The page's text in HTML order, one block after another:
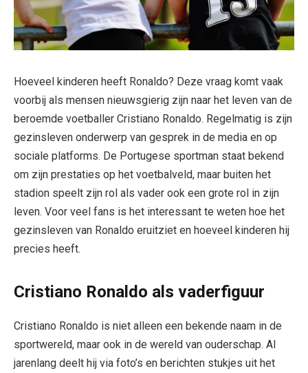
Hoeveel kinderen heeft Ronaldo? Deze vraag komt vaak
voorbij als mensen nieuwsgierig zijn naar het leven van de
beroemde voetballer Cristiano Ronaldo. Regelmatig is zijn
gezinsleven onderwerp van gesprek in de media en op
sociale platforms. De Portugese sportman staat bekend
om zijn prestaties op het voetbalveld, maar buiten het
stadion speelt zijn rol als vader ook een grote rol in zijn
leven. Voor veel fans is het interessant te weten hoe het
gezinsleven van Ronaldo eruitziet en hoeveel kinderen hij
precies heeft.
Cristiano Ronaldo als vaderfiguur
Cristiano Ronaldo is niet alleen een bekende naam in de
sportwereld, maar ook in de wereld van ouderschap. Al
jarenlang deelt hij via foto’s en berichten stukjes uit het